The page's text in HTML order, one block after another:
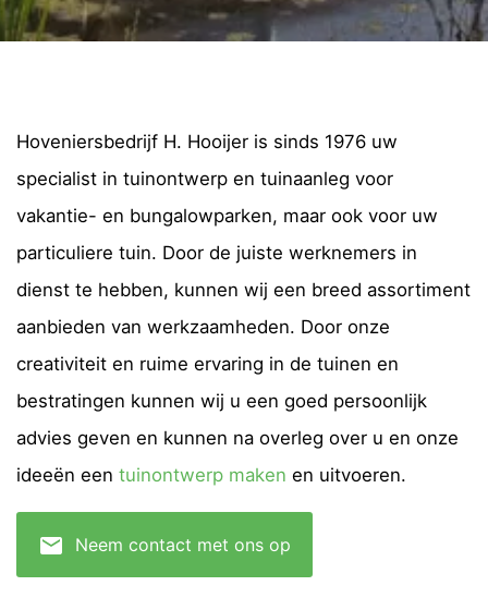
Hoveniersbedrijf H. Hooijer is sinds 1976 uw
specialist in tuinontwerp en tuinaanleg voor
vakantie- en bungalowparken, maar ook voor uw
particuliere tuin. Door de juiste werknemers in
dienst te hebben, kunnen wij een breed assortiment
aanbieden van werkzaamheden. Door onze
creativiteit en ruime ervaring in de tuinen en
bestratingen kunnen wij u een goed persoonlijk
advies geven en kunnen na overleg over u en onze
ideeën een tuinontwerp maken en uitvoeren.
mail Neem contact met ons op